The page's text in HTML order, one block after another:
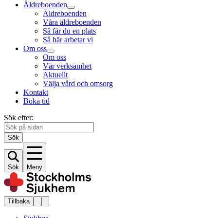
Äldreboenden
Äldreboenden
Våra äldreboenden
Så får du en plats
Så här arbetar vi
Om oss
Om oss
Vår verksamhet
Aktuellt
Välja vård och omsorg
Kontakt
Boka tid
Sök efter:
Sök
Sök Meny
Tillbaka